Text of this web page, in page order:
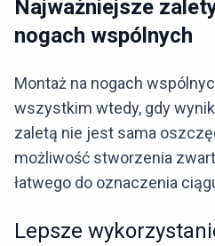
Najważniejsze
nogach wspólnych
Montaż na nogach
wszystkim wtedy, gdy
zaletą nie jest sama
możliwość stworzenia
łatwego do oznaczenia
Lepsze